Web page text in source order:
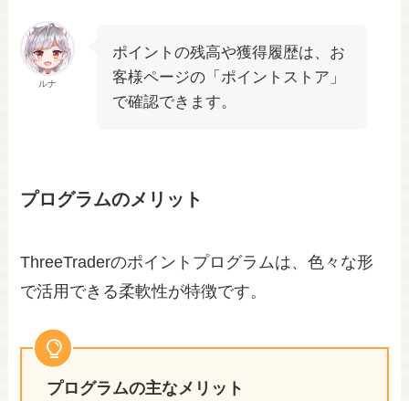
ルナ
ポイントの残高や獲得履歴は、お
客様ページの「ポイントストア」
で確認できます。
プログラムのメリット
ThreeTraderのポイントプログラムは、色々な形
で活用できる柔軟性が特徴です。
プログラムの主なメリット